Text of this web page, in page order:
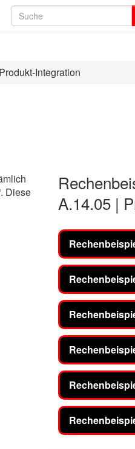
Integration
Diese
A.14.05 |